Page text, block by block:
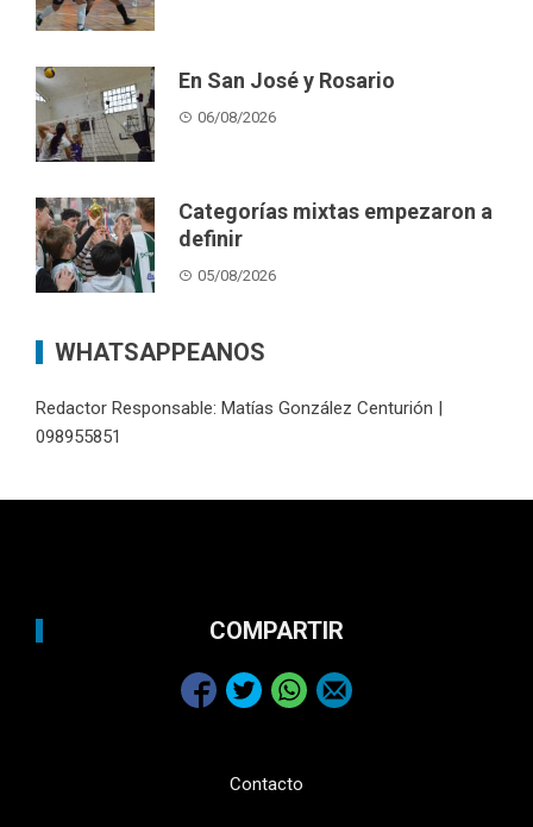
En San José y Rosario
06/08/2026
Categorías mixtas empezaron a
definir
05/08/2026
WHATSAPPEANOS
Redactor Responsable: Matías González Centurión |
098955851
COMPARTIR
Contacto